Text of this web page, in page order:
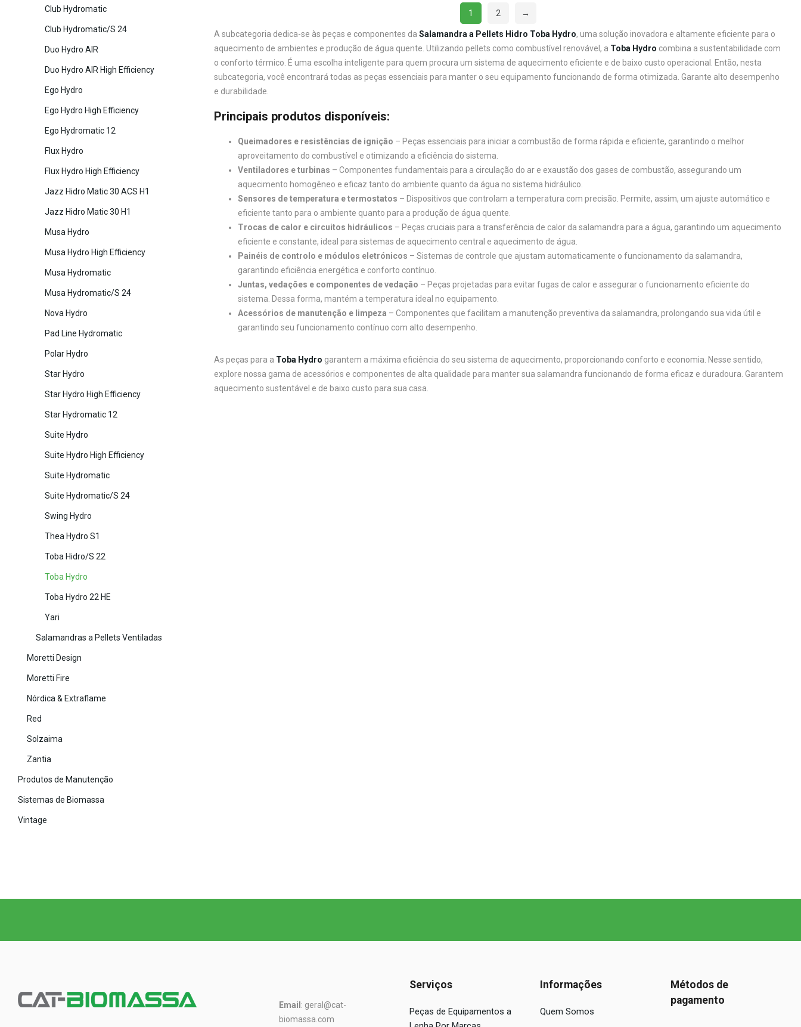
1 2 →
A subcategoria dedica-se às peças e componentes da Salamandra a Pellets Hidro Toba Hydro, uma solução inovadora e altamente eficiente para o
aquecimento de ambientes e produção de água quente. Utilizando pellets como combustível renovável, a Toba Hydro combina a sustentabilidade com
o conforto térmico. É uma escolha inteligente para quem procura um sistema de aquecimento eficiente e de baixo custo operacional. Então, nesta
subcategoria, você encontrará todas as peças essenciais para manter o seu equipamento funcionando de forma otimizada. Garante alto desempenho
e durabilidade.
Principais produtos disponíveis:
Queimadores e resistências de ignição – Peças essenciais para iniciar a combustão de forma rápida e eficiente, garantindo o melhor
aproveitamento do combustível e otimizando a eficiência do sistema.
Ventiladores e turbinas – Componentes fundamentais para a circulação do ar e exaustão dos gases de combustão, assegurando um
aquecimento homogêneo e eficaz tanto do ambiente quanto da água no sistema hidráulico.
Sensores de temperatura e termostatos – Dispositivos que controlam a temperatura com precisão. Permite, assim, um ajuste automático e
eficiente tanto para o ambiente quanto para a produção de água quente.
Trocas de calor e circuitos hidráulicos – Peças cruciais para a transferência de calor da salamandra para a água, garantindo um aquecimento
eficiente e constante, ideal para sistemas de aquecimento central e aquecimento de água.
Painéis de controlo e módulos eletrónicos – Sistemas de controle que ajustam automaticamente o funcionamento da salamandra,
garantindo eficiência energética e conforto contínuo.
Juntas, vedações e componentes de vedação – Peças projetadas para evitar fugas de calor e assegurar o funcionamento eficiente do
sistema. Dessa forma, mantém a temperatura ideal no equipamento.
Acessórios de manutenção e limpeza – Componentes que facilitam a manutenção preventiva da salamandra, prolongando sua vida útil e
garantindo seu funcionamento contínuo com alto desempenho.
As peças para a Toba Hydro garantem a máxima eficiência do seu sistema de aquecimento, proporcionando conforto e economia. Nesse sentido,
explore nossa gama de acessórios e componentes de alta qualidade para manter sua salamandra funcionando de forma eficaz e duradoura. Garantem
aquecimento sustentável e de baixo custo para sua casa.
Club Hydromatic
Club Hydromatic/S 24
Duo Hydro AIR
Duo Hydro AIR High Efficiency
Ego Hydro
Ego Hydro High Efficiency
Ego Hydromatic 12
Flux Hydro
Flux Hydro High Efficiency
Jazz Hidro Matic 30 ACS H1
Jazz Hidro Matic 30 H1
Musa Hydro
Musa Hydro High Efficiency
Musa Hydromatic
Musa Hydromatic/S 24
Nova Hydro
Pad Line Hydromatic
Polar Hydro
Star Hydro
Star Hydro High Efficiency
Star Hydromatic 12
Suite Hydro
Suite Hydro High Efficiency
Suite Hydromatic
Suite Hydromatic/S 24
Swing Hydro
Thea Hydro S1
Toba Hidro/S 22
Toba Hydro
Toba Hydro 22 HE
Yari
Salamandras a Pellets Ventiladas
Moretti Design
Moretti Fire
Nórdica & Extraflame
Red
Solzaima
Zantia
Produtos de Manutenção
Sistemas de Biomassa
Vintage
Email : geral@cat-
biomassa.com
Serviços
Peças de Equipamentos a
Informações
Quem Somos
Métodos de
pagamento